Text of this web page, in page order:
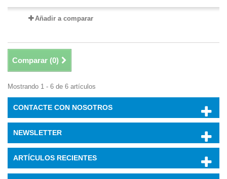
Añadir a comparar
Comparar (0)
Mostrando 1 - 6 de 6 artículos
CONTACTE CON NOSOTROS
NEWSLETTER
ARTÍCULOS RECIENTES